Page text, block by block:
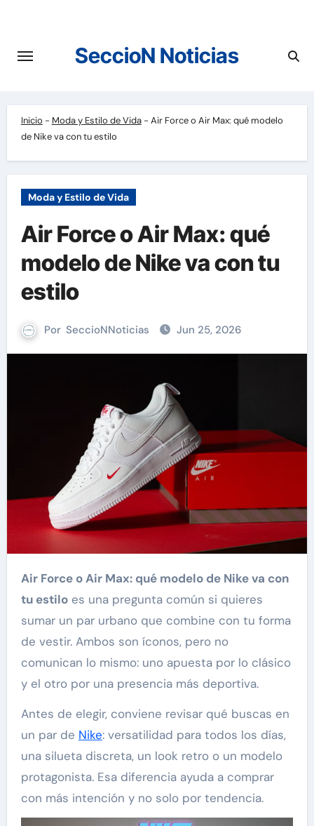
contenido
SeccioN Noticias
Inicio - Moda y Estilo de Vida- Air Force o Air Max: qué modelo
de Nike va con tu estilo
Moda y Estilo de Vida
Air Force o Air Max: qué
modelo de Nike va con tu
estilo
Por SeccioNNoticias Jun 25, 2026
Air Force o Air Max: qué modelo de Nike va con
tu estiloes una pregunta común si quieres
sumar un par urbano que combine con tu forma
de vestir. Ambos son íconos, pero no
comunican lo mismo: uno apuesta por lo clásico
y el otro por una presencia más deportiva.
Antes de elegir, conviene revisar qué buscas en
un par de Nike: versatilidad para todos los días,
una silueta discreta, un look retro o un modelo
protagonista. Esa diferencia ayuda a comprar
con más intención y no solo por tendencia.